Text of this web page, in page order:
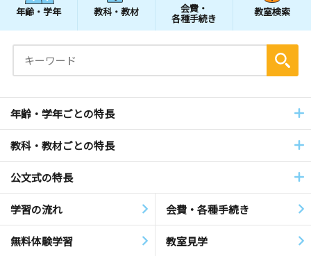
年齢・学年 教科・教材 会費・
各種手続き
教室検索
年齢・学年ごとの特長
教科・教材ごとの特長
公文式の特長
学習の流れ 会費・各種手続き
無料体験学習 教室見学